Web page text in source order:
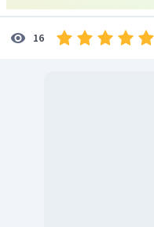
16